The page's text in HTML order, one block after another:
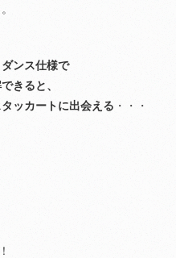
ダンス仕様で
きると、
ッカートに出会える ・・・